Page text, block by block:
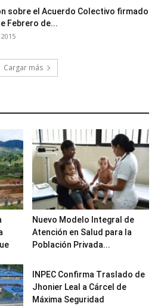
sobre el Acuerdo Colectivo firmado
Febrero de...
Cargar más
Nuevo Modelo Integral de
Atención en Salud para la
Población Privada...
INPEC Confirma Traslado de
Jhonier Leal a Cárcel de
Máxima Seguridad